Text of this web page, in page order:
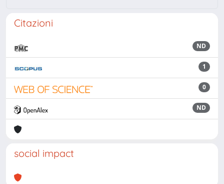
Citazioni
ND
1
0
ND
social impact